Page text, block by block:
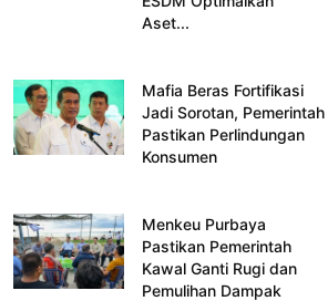
Aset...
Mafia Beras Fortifikasi
Jadi Sorotan, Pemerintah
Pastikan Perlindungan
Konsumen
Menkeu Purbaya
Pastikan Pemerintah
Kawal Ganti Rugi dan
Pemulihan Dampak